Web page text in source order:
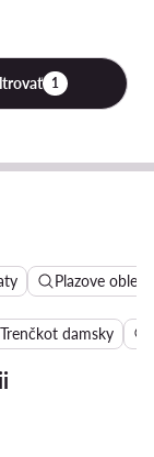
1
Plazove
Trenčkot damsky